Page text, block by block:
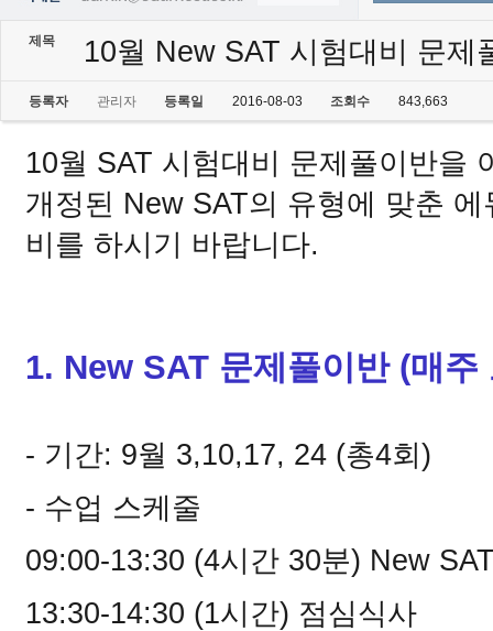
제목 10월 New SAT 시험대비 문제
등록자 관리자 등록일 2016-08-03 조회수 843,663
10월 SAT 시험대비 문제풀이반을
개정된 New SAT의 유형에 맞춘
비를 하시기 바랍니다.
1. New SAT 문제풀이반 (매주
- 기간: 9월 3,10,17, 24 (총4회)
- 수업 스케줄
09:00-13:30 (4시간 30분) New
13:30-14:30 (1시간) 점심식사